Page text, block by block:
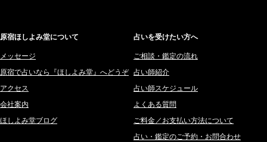
橘メルロ (7)
鈴喜みわこ (8)
鯖ノ実 ソニン (19)
愛音ソナタ (16)
紫村 明世 (34)
2025年12月 (201)
2025年11月 (252)
2025年10月 (242)
2025年9月 (196)
2025年8月 (182)
原宿ほしよみ堂について
メッセージ
原宿で占いなら『ほしよみ堂』へどうぞ
アクセス
会社案内
ほしよみ堂ブログ
占いを受けたい方へ
ご相談・鑑定の流れ
占い師紹介
占い師スケジュール
よくある質問
ご料金／お支払い方法について
占い・鑑定のご予約・お問合わせ